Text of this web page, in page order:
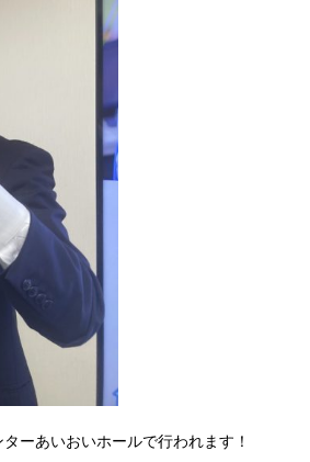
ーあいおいホールで行われます！